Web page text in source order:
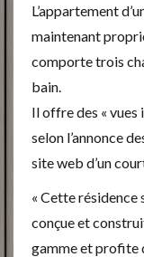
L’appartement
maintenant
comporte trois
bain.
Il offre des « vues
selon l’annonce
site web d’un
« Cette résidence
conçue et
gamme et profite